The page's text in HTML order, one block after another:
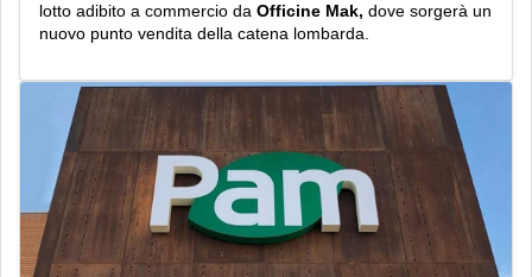
lotto adibito a commercio da Officine Mak, dove sorgerà un
nuovo punto vendita della catena lombarda.